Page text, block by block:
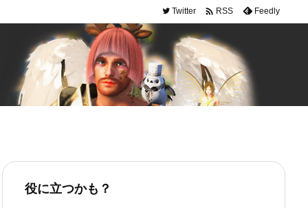
Twitter  RSS Feedly
役に立つかも？